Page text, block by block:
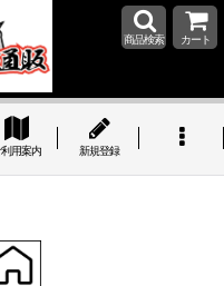
商品検索 カート
利用案内 新規登録